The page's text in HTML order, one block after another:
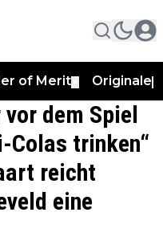
of Merit Originale
dem Spiel
Colas trinken“
reicht
eine